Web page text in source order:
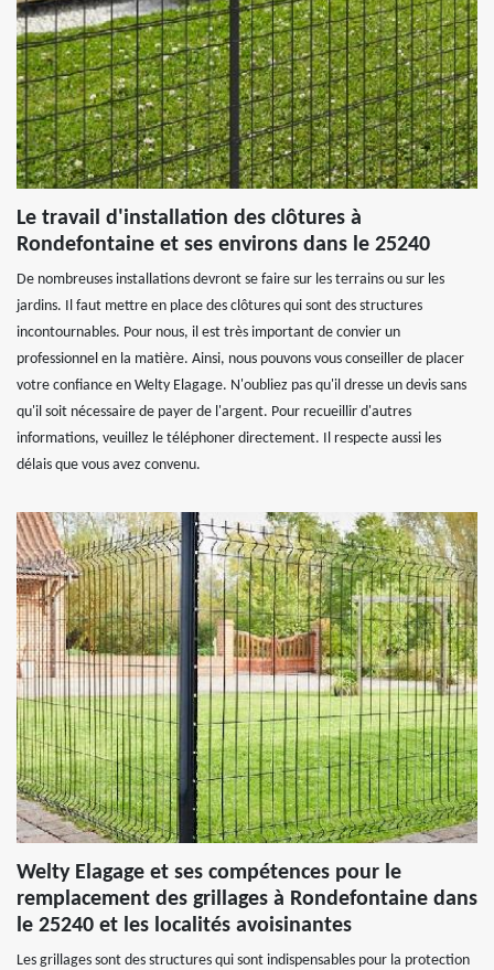
Le travail d'installation des clôtures à
Rondefontaine et ses environs dans le 25240
De nombreuses installations devront se faire sur les terrains ou sur les
jardins. Il faut mettre en place des clôtures qui sont des structures
incontournables. Pour nous, il est très important de convier un
professionnel en la matière. Ainsi, nous pouvons vous conseiller de placer
votre confiance en Welty Elagage. N'oubliez pas qu'il dresse un devis sans
qu'il soit nécessaire de payer de l'argent. Pour recueillir d'autres
informations, veuillez le téléphoner directement. Il respecte aussi les
délais que vous avez convenu.
Welty Elagage et ses compétences pour le
remplacement des grillages à Rondefontaine dans
le 25240 et les localités avoisinantes
Les grillages sont des structures qui sont indispensables pour la protection